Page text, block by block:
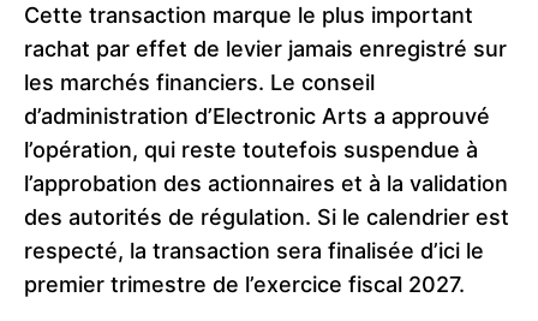
Cette transaction marque le plus important
rachat par effet de levier jamais enregistré sur
les marchés financiers. Le conseil
d’administration d’Electronic Arts a approuvé
l’opération, qui reste toutefois suspendue à
l’approbation des actionnaires et à la validation
des autorités de régulation. Si le calendrier est
respecté, la transaction sera finalisée d’ici le
premier trimestre de l’exercice fiscal 2027.